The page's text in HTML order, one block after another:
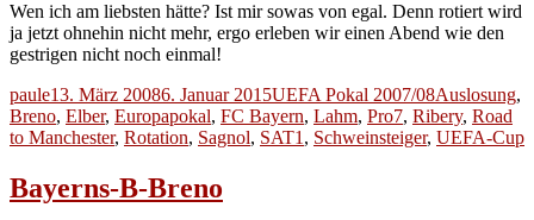
Wen ich am liebsten hätte? Ist mir sowas von egal. Denn rotiert wird
ja jetzt ohnehin nicht mehr, ergo erleben wir einen Abend wie den
gestrigen nicht noch einmal!
Autor
pauleVeröffentlicht
am
13. März 20086. Januar 2015Kategorien
UEFA Pokal 2007/08Schlagwörter
Auslosung,
Breno, Elber, Europapokal, FC Bayern, Lahm, Pro7, Ribery, Road
to Manchester, Rotation, Sagnol, SAT1 , Schweinsteiger, UEFA-Cup
Bayerns-B-Breno